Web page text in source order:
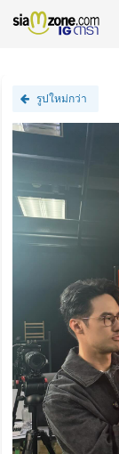
รูปใหม่กว่า